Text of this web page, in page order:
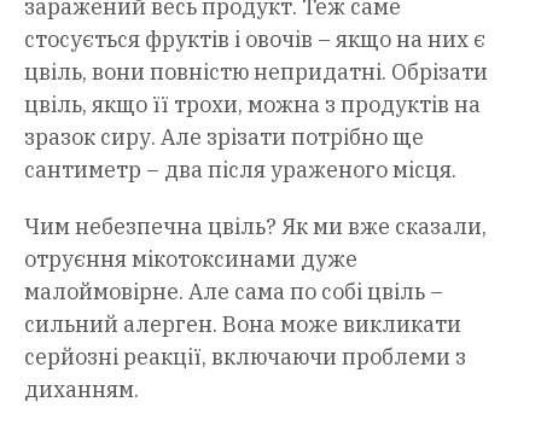
заражений весь продукт. Теж саме
стосується фруктів і овочів – якщо на них є
цвіль, вони повністю непридатні. Обрізати
цвіль, якщо її трохи, можна з продуктів на
зразок сиру. Але зрізати потрібно ще
сантиметр – два після ураженого місця.
Чим небезпечна цвіль? Як ми вже сказали,
отруєння мікотоксинами дуже
малоймовірне. Але сама по собі цвіль –
сильний алерген. Вона може викликати
серйозні реакції, включаючи проблеми з
диханням.